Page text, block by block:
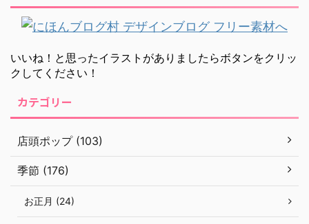
いいね！と思ったイラストがありましたらボタンをクリッ
クしてください！
カテゴリー
店頭ポップ (103)
季節 (176)
お正月 (24)